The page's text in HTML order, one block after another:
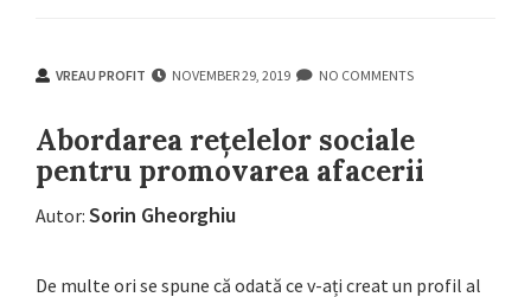
VREAU PROFIT NOVEMBER 29, 2019 NO COMMENTS
Abordarea rețelelor sociale
pentru promovarea afacerii
Autor: Sorin Gheorghiu
De multe ori se spune că odată ce v-ați creat un profil al